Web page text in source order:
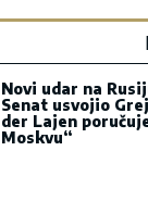
Novi udar na
Senat usvojio
der Lajen
Moskvu“